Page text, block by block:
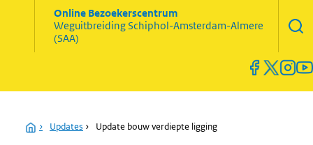
Online Bezoekerscentrum
WeguitbreidingSchiphol-Amsterdam-Almere
(SAA)
Home
› Updates › Update bouw verdiepte ligging